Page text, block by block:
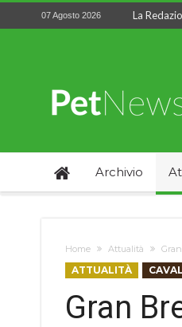
07 Agosto 2026 La
Archivio
Home Attualità
ATTUALITÀ
Gran